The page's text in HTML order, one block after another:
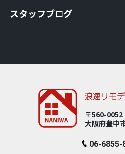
スタッフブログ
〒560-0052
大阪府豊中
06-6855-